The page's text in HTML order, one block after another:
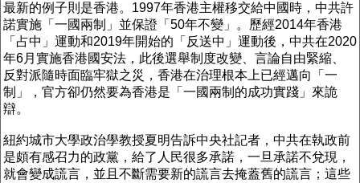
最新的例子則是香港。1997年香港主權移交給中國時，中共許
諾實施「一國兩制」並保證「50年不變」。歷經2014年香港
「占中」運動和2019年開始的「反送中」運動後，中共在2020
年6月實施香港國安法，此後選舉制度改變、言論自由緊縮、
反對派隨時面臨牢獄之災，香港在治理根本上已經邁向「一
制」，官方卻仍然要為香港是「一國兩制的成功實踐」來詭
辯。
紐約城市大學政治學教授夏明告訴中央社記者，中共在執政前
是頗有感召力的政黨，給了人民很多承諾，一旦承諾不兌現，
就會變成謊言，並且不斷需要新的謊言去掩蓋舊的謊言；這些